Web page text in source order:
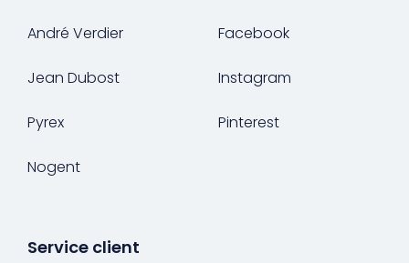
André Verdier
Jean Dubost
Pyrex
Nogent
Facebook
Instagram
Pinterest
Service client